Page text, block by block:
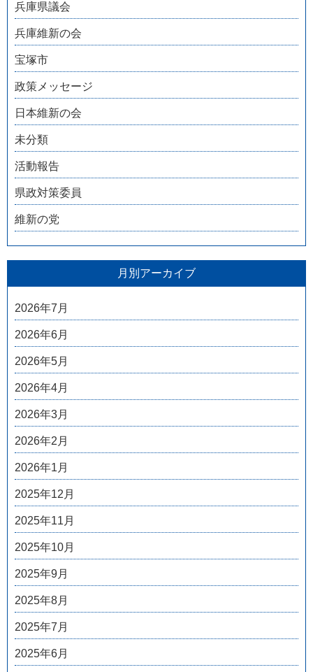
兵庫県議会
兵庫維新の会
宝塚市
政策メッセージ
日本維新の会
未分類
活動報告
県政対策委員
維新の党
月別アーカイブ
2026年7月
2026年6月
2026年5月
2026年4月
2026年3月
2026年2月
2026年1月
2025年12月
2025年11月
2025年10月
2025年9月
2025年8月
2025年7月
2025年6月